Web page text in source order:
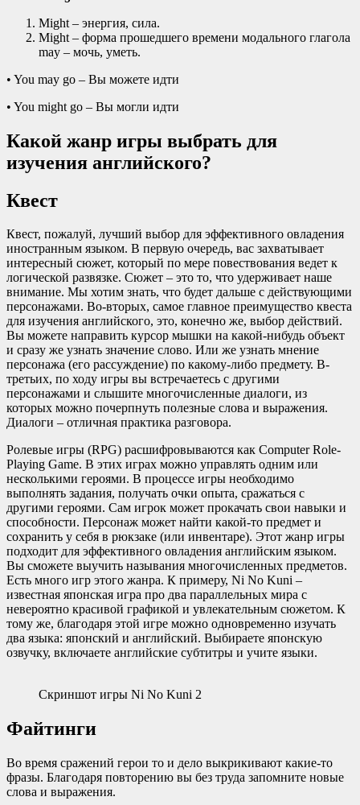
Might – энергия, сила.
Might – форма прошедшего времени модального глагола
may – мочь, уметь.
• You may go – Вы можете идти
• You might go – Вы могли идти
Какой жанр игры выбрать для
изучения английского?
Квест
Квест, пожалуй, лучший выбор для эффективного овладения
иностранным языком. В первую очередь, вас захватывает
интересный сюжет, который по мере повествования ведет к
логической развязке. Сюжет – это то, что удерживает наше
внимание. Мы хотим знать, что будет дальше с действующими
персонажами. Во-вторых, самое главное преимущество квеста
для изучения английского, это, конечно же, выбор действий.
Вы можете направить курсор мышки на какой-нибудь объект
и сразу же узнать значение слово. Или же узнать мнение
персонажа (его рассуждение) по какому-либо предмету. В-
третьих, по ходу игры вы встречаетесь с другими
персонажами и слышите многочисленные диалоги, из
которых можно почерпнуть полезные слова и выражения.
Диалоги – отличная практика разговора.
Ролевые игры (RPG) расшифровываются как Computer Role-
Playing Game. В этих играх можно управлять одним или
несколькими героями. В процессе игры необходимо
выполнять задания, получать очки опыта, сражаться с
другими героями. Сам игрок может прокачать свои навыки и
способности. Персонаж может найти какой-то предмет и
сохранить у себя в рюкзаке (или инвентаре). Этот жанр игры
подходит для эффективного овладения английским языком.
Вы сможете выучить называния многочисленных предметов.
Есть много игр этого жанра. К примеру, Ni No Kuni –
известная японская игра про два параллельных мира с
невероятно красивой графикой и увлекательным сюжетом. К
тому же, благодаря этой игре можно одновременно изучать
два языка: японский и английский. Выбираете японскую
озвучку, включаете английские субтитры и учите языки.
Скриншот игры Ni No Kuni 2
Файтинги
Во время сражений герои то и дело выкрикивают какие-то
фразы. Благодаря повторению вы без труда запомните новые
слова и выражения.